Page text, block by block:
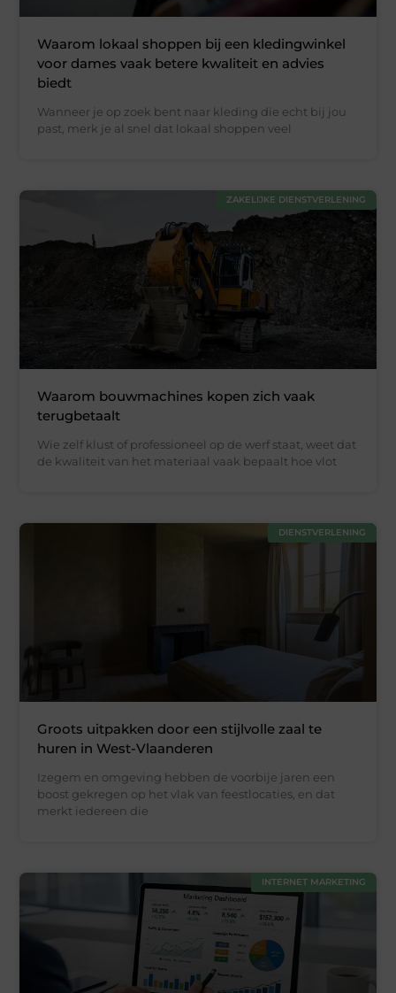
Waarom lokaal shoppen bij een kledingwinkel
voor dames vaak betere kwaliteit en advies
biedt
Wanneer je op zoek bent naar kleding die echt bij jou
past, merk je al snel dat lokaal shoppen veel
ZAKELIJKE DIENSTVERLENING
Waarom bouwmachines kopen zich vaak
terugbetaalt
Wie zelf klust of professioneel op de werf staat, weet dat
de kwaliteit van het materiaal vaak bepaalt hoe vlot
DIENSTVERLENING
Groots uitpakken door een stijlvolle zaal te
huren in West-Vlaanderen
Izegem en omgeving hebben de voorbije jaren een
boost gekregen op het vlak van feestlocaties, en dat
merkt iedereen die
INTERNET MARKETING